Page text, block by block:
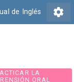
de Inglés settings